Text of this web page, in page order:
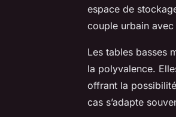
espace de
couple urbain
Les tables basses
la polyvalence.
offrant la
cas s’adapte